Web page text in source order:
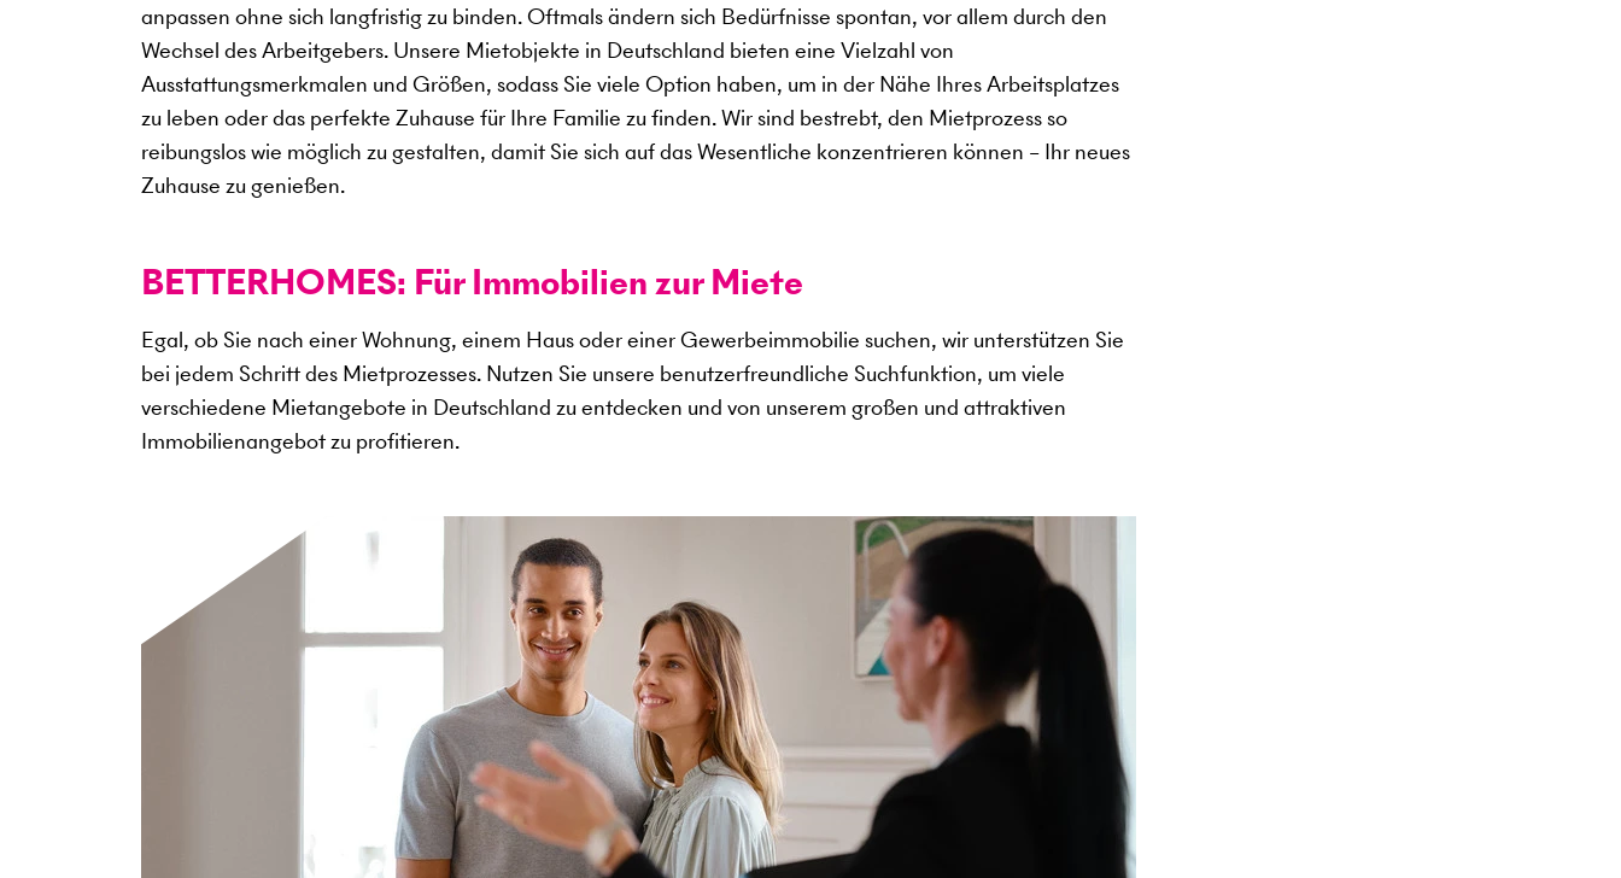
anpassen ohne sich langfristig zu binden. Oftmals ändern sich Bedürfnisse spontan, vor allem durch den
Wechsel des Arbeitgebers. Unsere Mietobjekte in Deutschland bieten eine Vielzahl von
Ausstattungsmerkmalen und Größen, sodass Sie viele Option haben, um in der Nähe Ihres Arbeitsplatzes
zu leben oder das perfekte Zuhause für Ihre Familie zu finden. Wir sind bestrebt, den Mietprozess so
reibungslos wie möglich zu gestalten, damit Sie sich auf das Wesentliche konzentrieren können – Ihr neues
Zuhause zu genießen.
BETTERHOMES: Für Immobilien zur Miete
Egal, ob Sie nach einer Wohnung, einem Haus oder einer Gewerbeimmobilie suchen, wir unterstützen Sie
bei jedem Schritt des Mietprozesses. Nutzen Sie unsere benutzerfreundliche Suchfunktion, um viele
verschiedene Mietangebote in Deutschland zu entdecken und von unserem großen und attraktiven
Immobilienangebot zu profitieren.